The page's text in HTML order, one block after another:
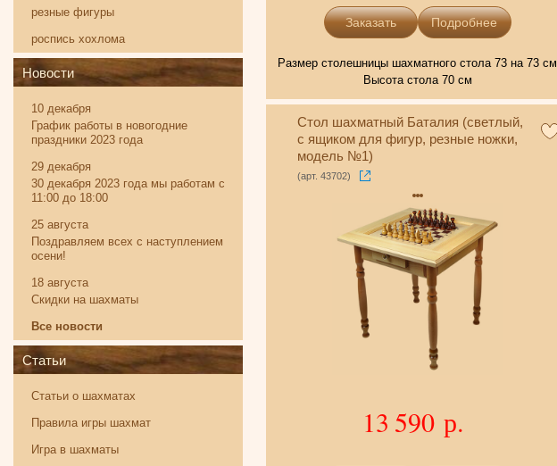
Подробнее
Размер столешницы шахматного стола 73 на 73 см
Высота стола 70 см
Стол шахматный Баталия (светлый,
с ящиком для фигур, резные ножки,
модель №1)
(арт. 43702)
13 590 р.
резные фигуры
роспись хохлома
Новости
10 декабря
График работы в новогодние
праздники 2023 года
29 декабря
30 декабря 2023 года мы работам с
11:00 до 18:00
25 августа
Поздравляем всех с наступлением
осени!
18 августа
Скидки на шахматы
Все новости
Статьи
Статьи о шахматах
Правила игры шахмат
Игра в шахматы